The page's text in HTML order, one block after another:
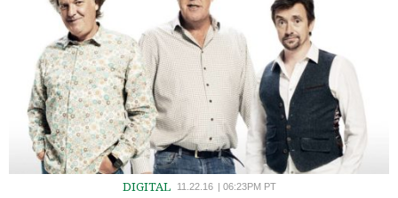
DIGITAL 11.22.16 | 06:23PM PT